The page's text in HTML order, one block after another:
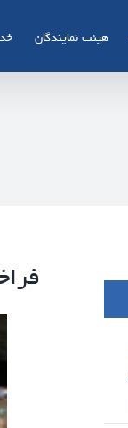
هیئت نمایندگان